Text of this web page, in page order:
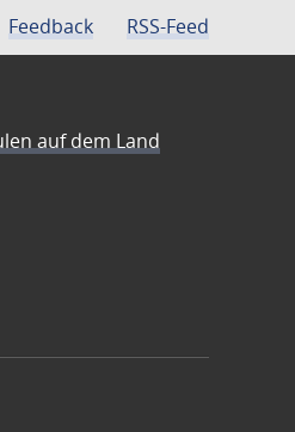
Feedback RSS-Feed
auf dem Land